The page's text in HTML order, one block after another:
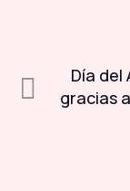
Día del
gracias